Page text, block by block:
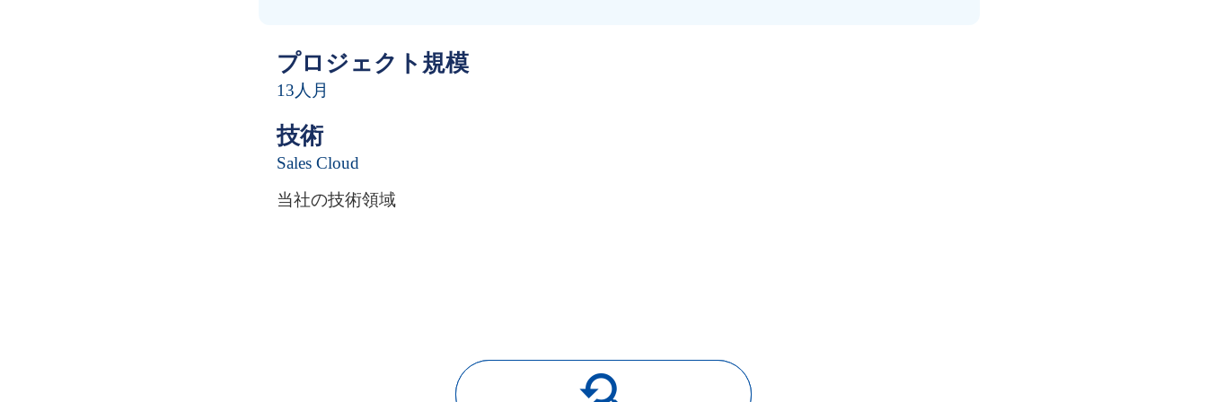
プロジェクト規模
13人月
技術
Sales Cloud
当社の技術領域
導入事例一覧